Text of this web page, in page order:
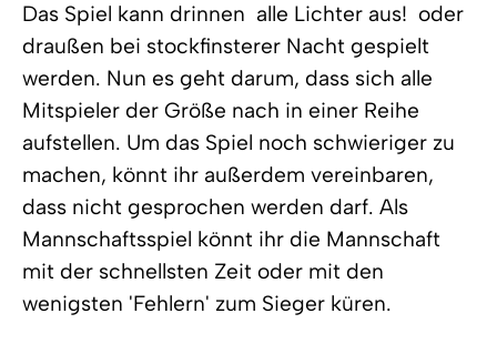
Das Spiel kann drinnen  alle Lichter aus!  oder
draußen bei stockfinsterer Nacht gespielt
werden. Nun es geht darum, dass sich alle
Mitspieler der Größe nach in einer Reihe
aufstellen. Um das Spiel noch schwieriger zu
machen, könnt ihr außerdem vereinbaren,
dass nicht gesprochen werden darf. Als
Mannschaftsspiel könnt ihr die Mannschaft
mit der schnellsten Zeit oder mit den
wenigsten 'Fehlern' zum Sieger küren.